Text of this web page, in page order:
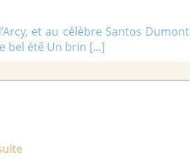
et au célèbre Santos Dumont
bel été Un brin [...]